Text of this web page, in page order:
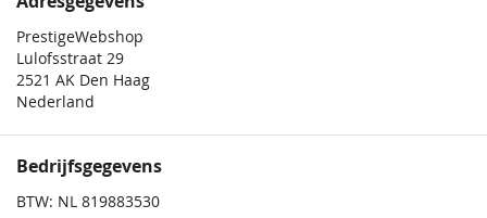
PrestigeWebshop
Lulofsstraat 29
2521 AK Den Haag
Nederland
Bedrijfsgegevens
BTW: NL 819883530